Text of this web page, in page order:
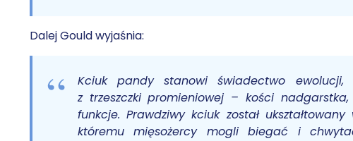
Dalej Gould wyjaśnia:
Kciuk pandy stanowi świadectwo ewolucji,
z trzeszczki promieniowej – kości
funkcje. Prawdziwy kciuk został
któremu mięsożercy mogli biegać i